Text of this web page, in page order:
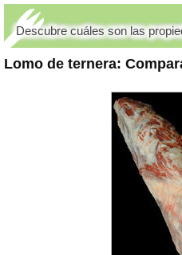
Lomo de ternera:
Descubre cuáles son las